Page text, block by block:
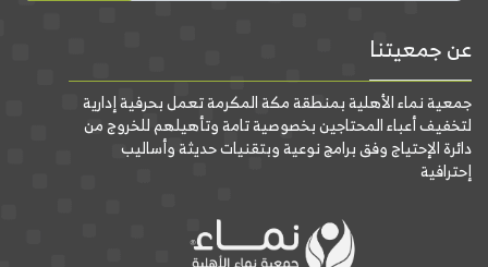
عن جمعيتنا
جمعية نماء الأهلية بمنطقة مكة المكرمة تعمل بحرفية إدارية
لتخفيف أعباء المحتاجين بخصوصية تامة وتأهيلهم للخروج من
دائرة الإحتياج وفق برامج نوعية وبتقنيات حديثة وأساليب
إحترافية